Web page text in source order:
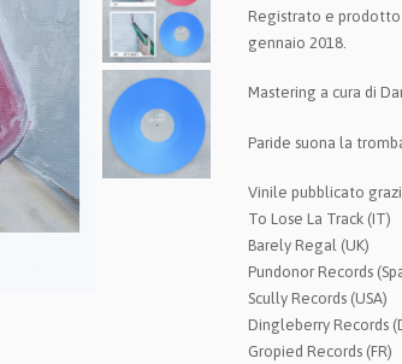
Registrato e prodotto
gennaio 2018.
Mastering a cura di
Paride suona la
Vinile pubblicato
To Lose La Track (IT)
Barely Regal (UK)
Pundonor Records
Scully Records (USA)
Dingleberry Records
Gropied Records (FR)